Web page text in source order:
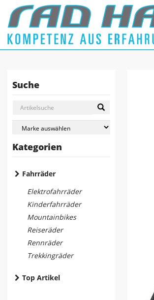
Suche
Kategorien
Fahrräder
Elektrofahrräder
Kinderfahrräder
Mountainbikes
Reiseräder
Rennräder
Trekkingräder
Top Artikel